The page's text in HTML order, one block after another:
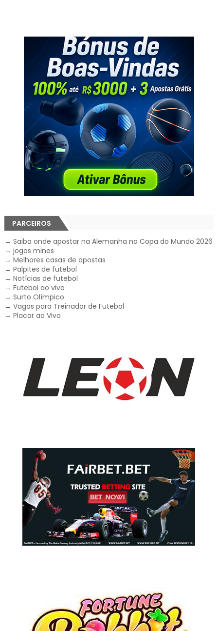
PARCEIROS
→ Saiba onde apostar na Alemanha na Copa do Mundo 2026
→ jogos mines
→ Melhores casas de apostas
→ Palpites de futebol
→ Notícias de futebol
→ Futebol ao vivo
→ Surto Olímpico
→ Vagas para Treinador de Futebol
→ Placar ao Vivo